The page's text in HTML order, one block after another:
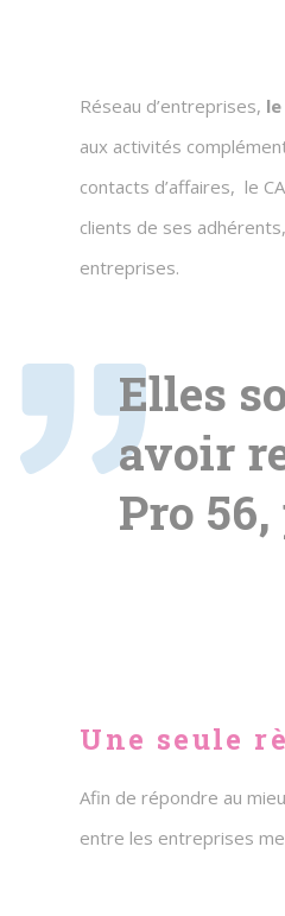
Réseau d’entreprises,
aux activités
contacts d’affaires, le
clients de ses
entreprises.
Elles
avoir
Pro
Une seule
Afin de répondre au
entre les entreprises